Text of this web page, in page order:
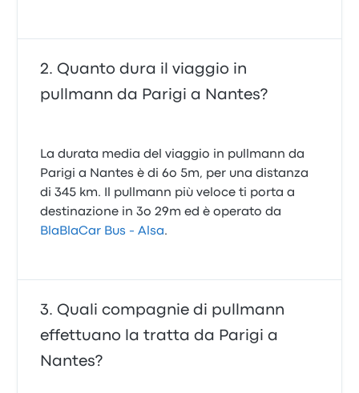
Quanto dura il viaggio in
pullmann da Parigi a Nantes?
La durata media del viaggio in pullmann da
Parigi a Nantes è di 6o 5m, per una distanza
di 345 km. Il pullmann più veloce ti porta a
destinazione in 3o 29m ed è operato da
BlaBlaCar Bus - Alsa.
Quali compagnie di pullmann
effettuano la tratta da Parigi a
Nantes?